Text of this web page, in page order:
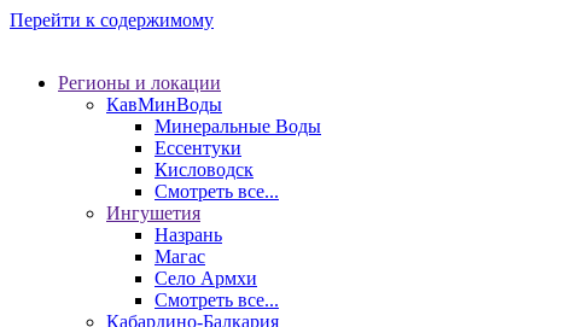
Перейти к содержимому
Регионы и локации
КавМинВоды
Минеральные Воды
Ессентуки
Кисловодск
Смотреть все...
Ингушетия
Назрань
Магас
Село Армхи
Смотреть все...
Кабардино-Балкария